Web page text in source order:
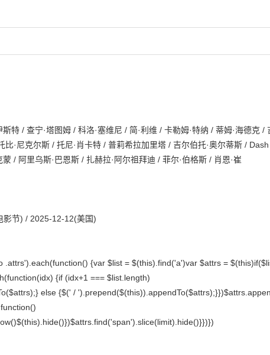
特 / 查宁·塔图姆 / 科洛·塞维尼 / 简·利维 / 卡勒姆·特纳 / 蒂姆·海德克 /
比·尼克尔斯 / 托尼·肖卡特 / 普莉希拉加里塔 / 吉尔伯托·奥尔蒂斯 /
/ 阿里乌斯·巴恩斯 / 扎赫拉·阿尔祖拜迪 / 菲尔·伯格斯 / 肖恩·崔
影节) / 2025-12-12(美国)
.attrs').each(function() {var $list = $(this).find('a')var $attrs =
{if (idx+1 === $list.length)
else {$(' /